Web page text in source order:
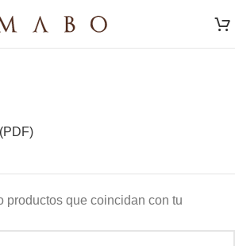
productos que coincidan con tu